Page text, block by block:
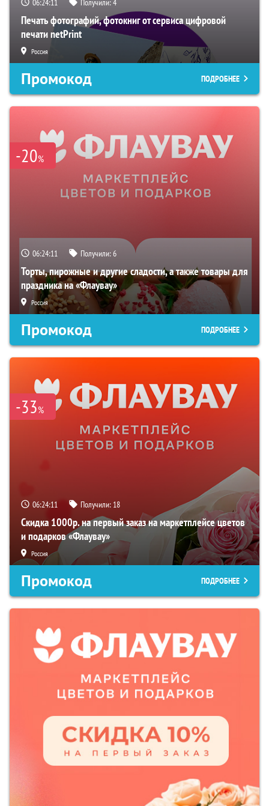
06:24:10 Получили:4
Печать фотографий, фотокниг от сервиса цифровой
печати netPrint
Россия
Промокод ПОДРОБНЕЕ
-20%
06:24:10 Получили:6
Торты, пирожные и другие сладости, а также товары для
праздника на «Флаувау»
Россия
Промокод ПОДРОБНЕЕ
-33%
06:24:10 Получили: 18
Скидка 1000р. на первый заказ на маркетплейсе цветов
и подарков «Флаувау»
Россия
Промокод ПОДРОБНЕЕ